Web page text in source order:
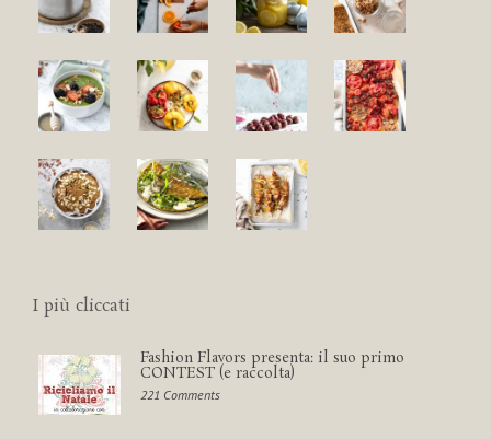
I più cliccati
Fashion Flavors presenta: il suo primo
CONTEST (e raccolta)
221 Comments